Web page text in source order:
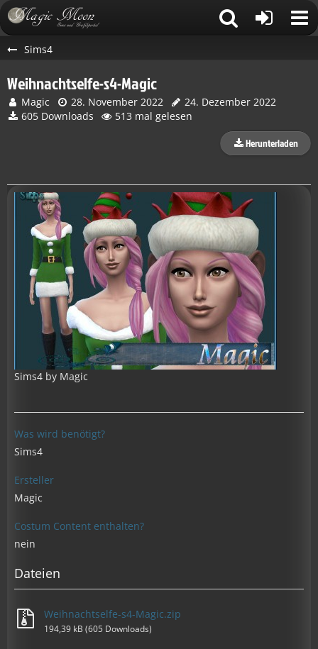
Sims4
Weihnachtselfe-s4-Magic
Magic 28. November 2022
24. Dezember 2022
605 Downloads
513 mal gelesen
Herunterladen
Sims4 by Magic
Was wird benötigt?
Sims4
Ersteller
Magic
Costum Content enthalten?
nein
Dateien
Weihnachtselfe-s4-Magic.zip
194,39 kB (605 Downloads)